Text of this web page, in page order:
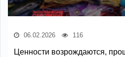
06.02.2026 116
Ценности возрождаются,